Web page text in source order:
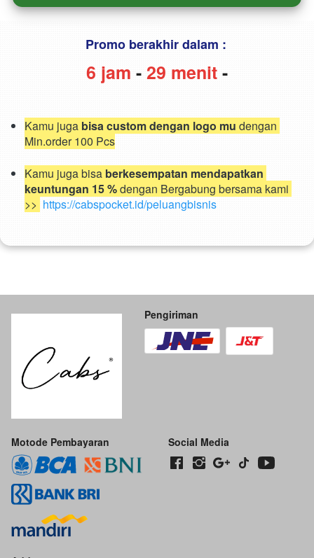
Promo berakhir dalam :
6 jam -29 menit-
Kamu juga bisa custom dengan logo mu dengan
Min.order 100 Pcs
Kamu juga bisa berkesempatan mendapatkan
keuntungan 15 % dengan Bergabung bersama kami
>> https://cabspocket.id/peluangbisnis
Pengiriman
Motode Pembayaran Social Media